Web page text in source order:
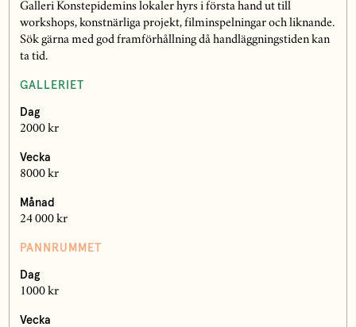
Galleri Konstepidemins lokaler hyrs i första hand ut till
workshops, konstnärliga projekt, filminspelningar och liknande.
Sök gärna med god framförhållning då handläggningstiden kan
ta tid.
GALLERIET
Dag
2000 kr
Vecka
8000 kr
Månad
24 000 kr
PANNRUMMET
Dag
1000 kr
Vecka